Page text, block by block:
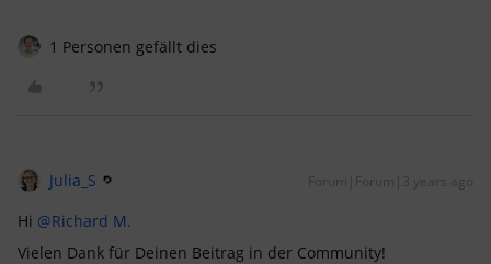
1 Personen gefällt dies
Julia_S Forum|Forum|3 years ago
Hi @Richard M.
Vielen Dank für Deinen Beitrag in der Community!